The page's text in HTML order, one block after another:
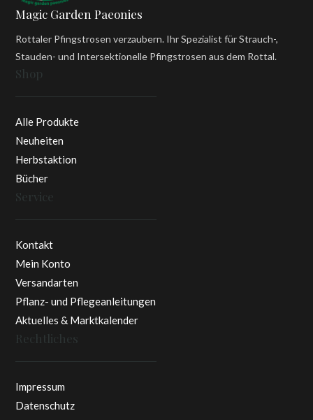
Magic Garden Paeonies
Rottaler Pfingstrosen verzaubern. Ihr Spezialist für Strauch-,
Stauden- und Intersektionelle Pfingstrosen aus dem Rottal.
Shop
Alle Produkte
Neuheiten
Herbstaktion
Bücher
Service
Kontakt
Mein Konto
Versandarten
Pflanz- und Pflegeanleitungen
Aktuelles & Marktkalender
Rechtliches
Impressum
Datenschutz